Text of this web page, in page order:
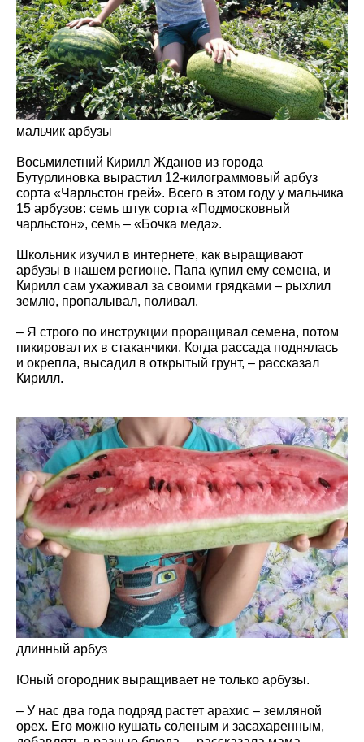
мальчик арбузы
Восьмилетний Кирилл Жданов из города
Бутурлиновка вырастил 12-килограммовый арбуз
сорта «Чарльстон грей». Всего в этом году у мальчика
15 арбузов: семь штук сорта «Подмосковный
чарльстон», семь – «Бочка меда».
Школьник изучил в интернете, как выращивают
арбузы в нашем регионе. Папа купил ему семена, и
Кирилл сам ухаживал за своими грядками – рыхлил
землю, пропалывал, поливал.
– Я строго по инструкции проращивал семена, потом
пикировал их в стаканчики. Когда рассада поднялась
и окрепла, высадил в открытый грунт, – рассказал
Кирилл.
длинный арбуз
Юный огородник выращивает не только арбузы.
– У нас два года подряд растет арахис – земляной
орех. Его можно кушать соленым и засахаренным,